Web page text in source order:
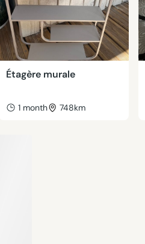
Étagère murale
1 month 748km